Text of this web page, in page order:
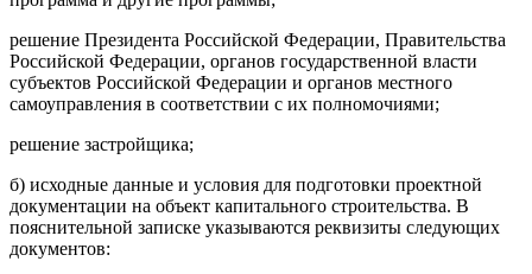
решение Президента Российской Федерации, Правительства
Российской Федерации, органов государственной власти
субъектов Российской Федерации и органов местного
самоуправления в соответствии с их полномочиями;
решение застройщика;
б) исходные данные и условия для подготовки проектной
документации на объект капитального строительства. В
пояснительной записке указываются реквизиты следующих
документов: